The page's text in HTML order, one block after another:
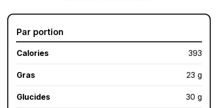
Par portion
Calories 393
Gras 23 g
Glucides 30 g